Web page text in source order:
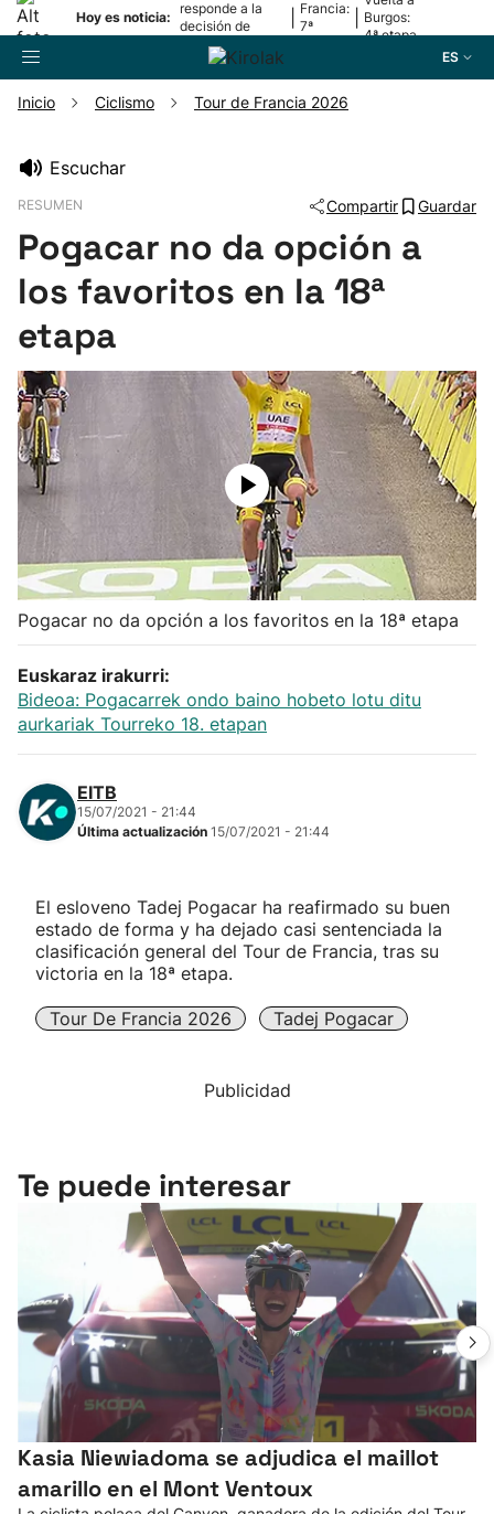
Hoy es noticia:
responde a la
decisión de
Oriamendi
Francia:
7ª
Burgos:
4ª etapa
ES
Pelota
Remo
Baloncesto
Ciclismo
Herri-kirolak
Balonmano
Kirolak 360
Atletismo
Más deportes
Inicio Ciclismo Tour de Francia 2026
Escuchar
RESUMEN Compartir Guardar
Pogacar no da opción a
los favoritos en la 18ª
etapa
Pogacar no da opción a los favoritos en la 18ª etapa
Euskaraz irakurri:
Bideoa: Pogacarrek ondo baino hobeto lotu ditu
aurkariak Tourreko 18. etapan
EITB
15/07/2021 - 21:44
Última actualización 15/07/2021 - 21:44
El esloveno Tadej Pogacar ha reafirmado su buen
estado de forma y ha dejado casi sentenciada la
clasificación general del Tour de Francia, tras su
victoria en la 18ª etapa.
Tour De Francia 2026 Tadej Pogacar
Publicidad
Te puede interesar
Kasia Niewiadoma se adjudica el maillot
amarillo en el Mont Ventoux